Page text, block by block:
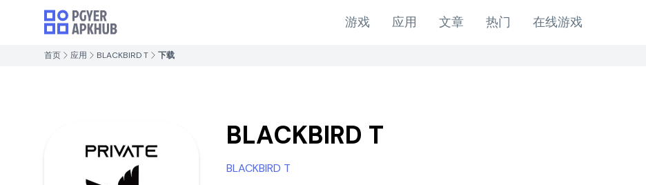
游戏 应用 文章 热门 在线游戏
首页 应用 BLACKBIRD T 下载
BLACKBIRD T
BLACKBIRD T